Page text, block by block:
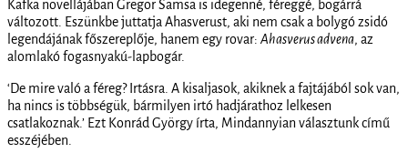
Kafka novellájában Gregor Samsa is idegenné, féreggé, bogárrá
változott. Eszünkbe juttatja Ahasverust, aki nem csak a bolygó zsidó
legendájának főszereplője, hanem egy rovar: Ahasverus advena, az
alomlakó fogasnyakú-lapbogár.
‘De mire való a féreg? Irtásra. A kisaljasok, akiknek a fajtájából sok van,
ha nincs is többségük, bármilyen irtó hadjárathoz lelkesen
csatlakoznak.’ Ezt Konrád György írta, Mindannyian választunk című
esszéjében.